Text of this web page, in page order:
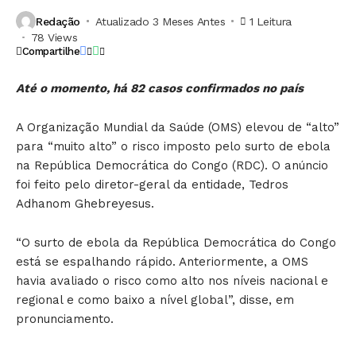
Redação Atualizado 3 Meses Antes
1 Leitura
78 Views
Compartilhe
Até o momento, há 82 casos confirmados no país
A Organização Mundial da Saúde (OMS) elevou de “alto”
para “muito alto” o risco imposto pelo surto de ebola
na República Democrática do Congo (RDC). O anúncio
foi feito pelo diretor-geral da entidade, Tedros
Adhanom Ghebreyesus.
“O surto de ebola da República Democrática do Congo
está se espalhando rápido. Anteriormente, a OMS
havia avaliado o risco como alto nos níveis nacional e
regional e como baixo a nível global”, disse, em
pronunciamento.